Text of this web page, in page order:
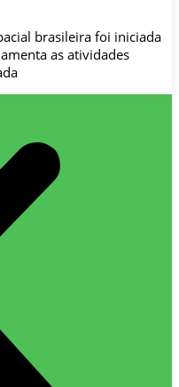
brasileira foi iniciada
as atividades